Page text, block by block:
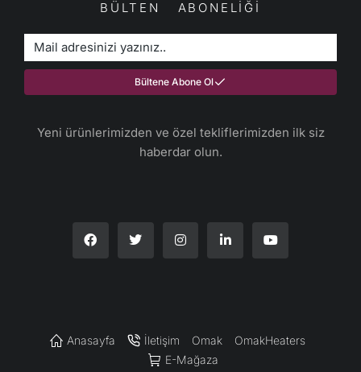
BÜLTEN ABONELİĞİ
Bültene Abone Ol
Yeni ürünlerimizden ve özel tekliflerimizden ilk siz
haberdar olun.​
Anasayfa İletişim Omak
OmakHeaters
E-Mağaza